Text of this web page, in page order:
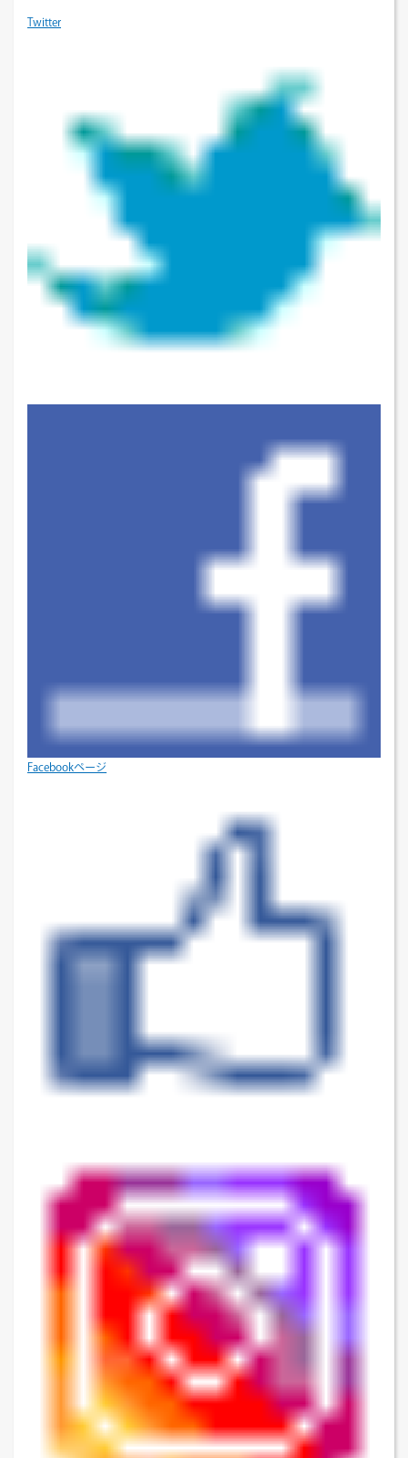
Twitter
Facebookページ